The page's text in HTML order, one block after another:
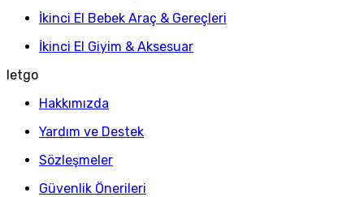
İkinci El Bebek Araç & Gereçleri
İkinci El Giyim & Aksesuar
letgo
Hakkımızda
Yardım ve Destek
Sözleşmeler
Güvenlik Önerileri